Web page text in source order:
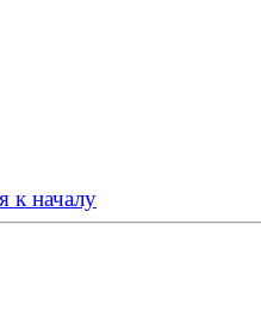
к началу